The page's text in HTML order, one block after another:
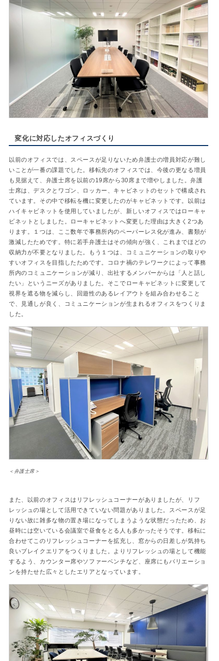
変化に対応したオフィスづくり
以前のオフィスでは、スペースが足りないため弁護士の増員対応が難し
いことが一番の課題でした。移転先のオフィスでは、今後の更なる増員
も見据えて、弁護士席を以前の19席から30席まで増やしました。弁護
士席は、デスクとワゴン、ロッカー、キャビネットのセットで構成され
ています。その中で移転を機に変更したのがキャビネットです。以前は
ハイキャビネットを使用していましたが、新しいオフィスではローキャ
ビネットとしました。ローキャビネットへ変更した理由は大きく2つあ
ります。１つは、ここ数年で事務所内のペーパーレス化が進み、書類が
激減したためです。特に若手弁護士はその傾向が強く、これまでほどの
収納力が不要となりました。もう１つは、コミュニケーションの取りや
すいオフィスを目指したためです。コロナ禍のテレワークによって事務
所内のコミュニケーションが減り、出社するメンバーからは「人と話し
たい」というニーズがありました。そこでローキャビネットに変更して
視界を遮る物を減らし、回遊性のあるレイアウトを組み合わせること
で、見通しが良く、コミュニケーションが生まれるオフィスをつくりま
した。
＜弁護士席＞
また、以前のオフィスはリフレッシュコーナーがありましたが、リフ
レッシュの場として活用できていない問題がありました。スペースが足
りない故に雑多な物の置き場になってしまうような状態だったため、お
昼時には空いている会議室で昼食をとる人も多かったそうです。移転に
合わせてこのリフレッシュコーナーを拡充し、窓からの日差しが気持ち
良いブレイクエリアをつくりました。よりリフレッシュの場として機能
するよう、カウンター席やソファーベンチなど、座席にもバリエーショ
ンを持たせた広々としたエリアとなっています。